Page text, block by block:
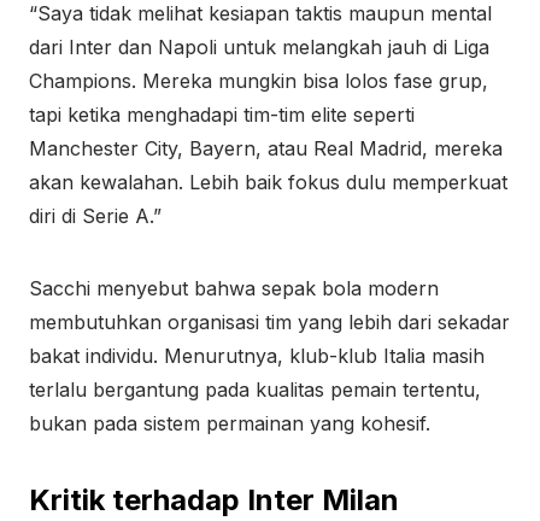
“Saya tidak melihat kesiapan taktis maupun mental
dari Inter dan Napoli untuk melangkah jauh di Liga
Champions. Mereka mungkin bisa lolos fase grup,
tapi ketika menghadapi tim-tim elite seperti
Manchester City, Bayern, atau Real Madrid, mereka
akan kewalahan. Lebih baik fokus dulu memperkuat
diri di Serie A.”
Sacchi menyebut bahwa sepak bola modern
membutuhkan organisasi tim yang lebih dari sekadar
bakat individu. Menurutnya, klub-klub Italia masih
terlalu bergantung pada kualitas pemain tertentu,
bukan pada sistem permainan yang kohesif.
Kritik terhadap Inter Milan